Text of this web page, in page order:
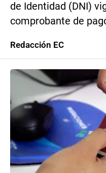
de Identidad (DNI)
comprobante de
Redacción EC